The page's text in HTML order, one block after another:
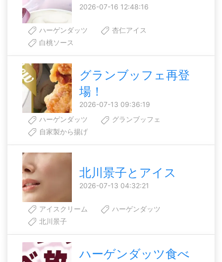
2026-07-16 12:48:16
ハーゲンダッツ
杏仁アイス
白桃ソース
グランブッフェ再登
場！
2026-07-13 09:36:19
ハーゲンダッツ
グランブッフェ
自家製から揚げ
北川景子とアイス
2026-07-13 04:32:21
アイスクリーム
ハーゲンダッツ
北川景子
ハーゲンダッツ食べ